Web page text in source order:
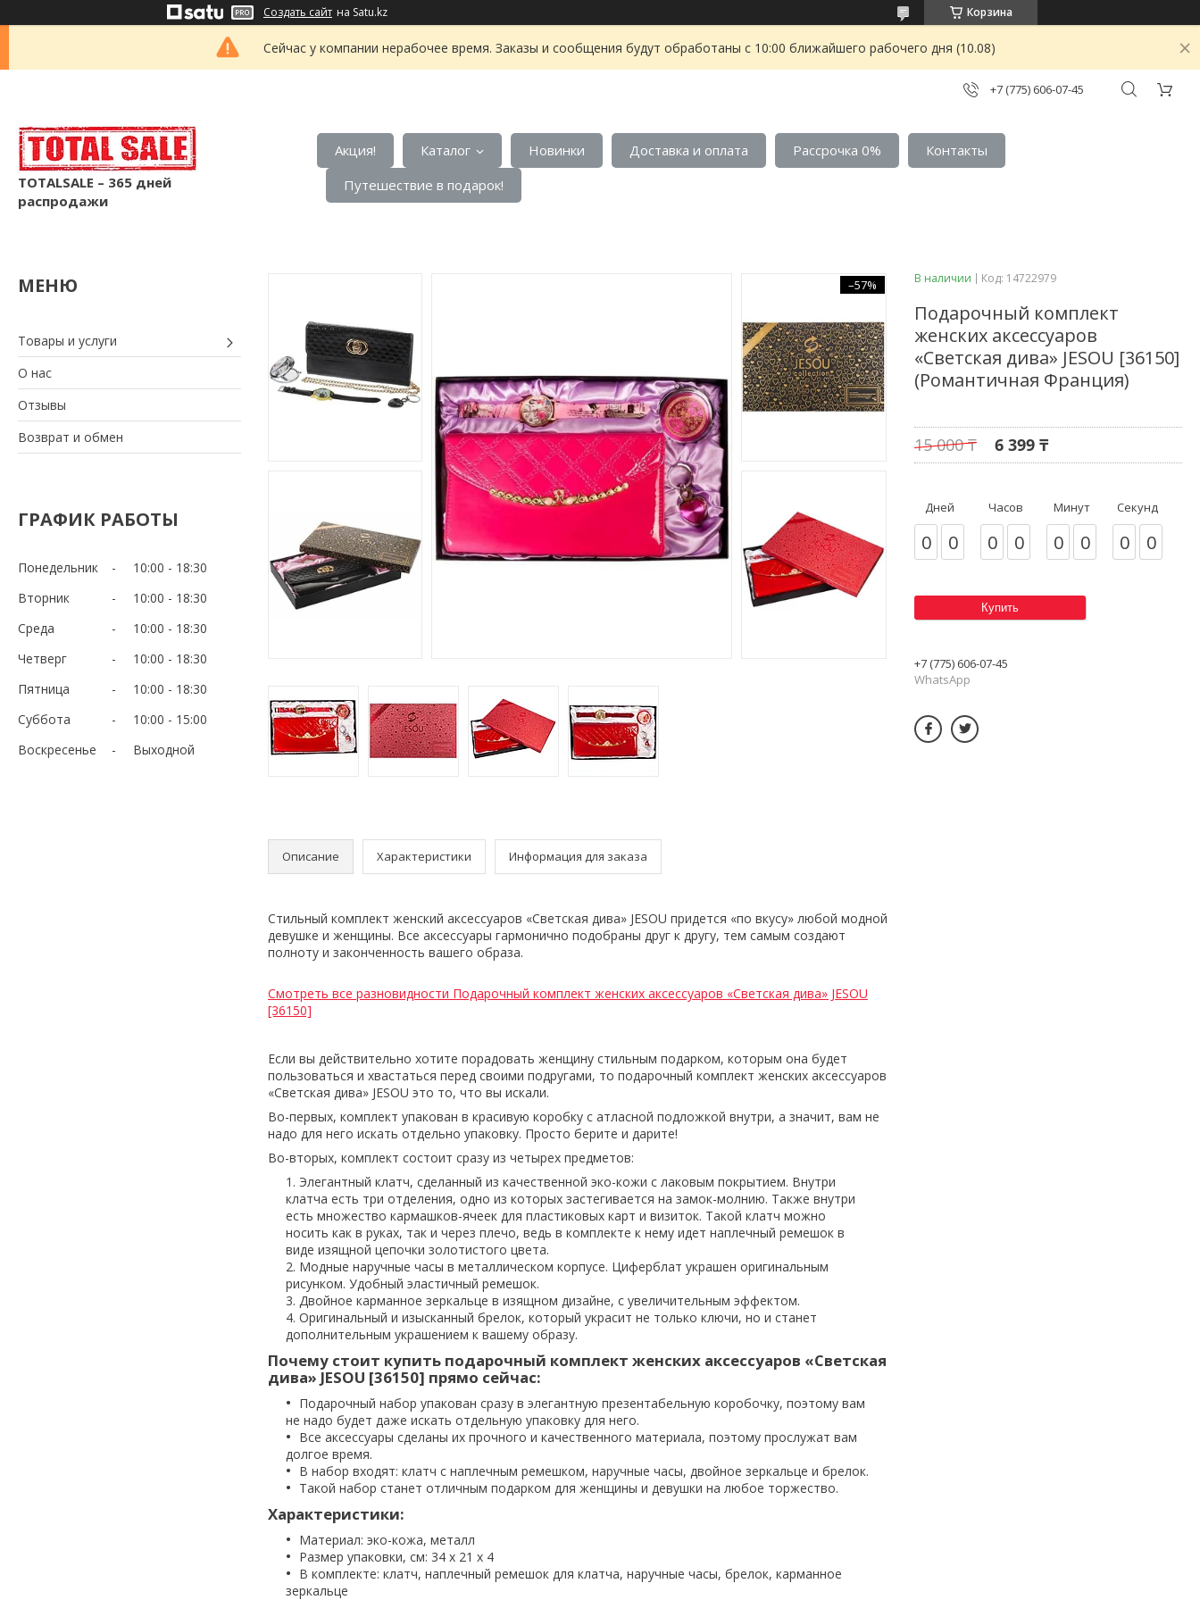
Создать сайт на Satu.kz Корзина
Сейчас у компании нерабочее время. Заказы и сообщения будут обработаны с 10:00 ближайшего рабочего дня (10.08)
+7 (775) 606-07-45
TOTALSALE – 365 дней
распродажи
Акция! Каталог Новинки Доставка и оплата Рассрочка 0%
Контакты
Путешествие в подарок!
Товары и услуги
О нас
Отзывы
Возврат и обмен
ГРАФИК РАБОТЫ
Понедельник 10:00
18:30
Вторник
10:00
18:30
Среда
10:00
18:30
Четверг
10:00
18:30
Пятница
10:00
18:30
Суббота
10:00
15:00
Воскресенье
Выходной
–57%
Описание Характеристики Информация для заказа
Стильный комплект женский аксессуаров «Светская дива» JESOU придется «по вкусу» любой модной
девушке и женщины. Все аксессуары гармонично подобраны друг к другу, тем самым создают
полноту и законченность вашего образа.
Смотреть все разновидности Подарочный комплект женских аксессуаров «Светская дива» JESOU
[36150]
Если вы действительно хотите порадовать женщину стильным подарком, которым она будет
пользоваться и хвастаться перед своими подругами, то подарочный комплект женских аксессуаров
«Светская дива» JESOU это то, что вы искали.
Во-первых, комплект упакован в красивую коробку с атласной подложкой внутри, а значит, вам не
надо для него искать отдельно упаковку. Просто берите и дарите!
Во-вторых, комплект состоит сразу из четырех предметов:
Элегантный клатч, сделанный из качественной эко-кожи с лаковым покрытием. Внутри
клатча есть три отделения, одно из которых застегивается на замок-молнию. Также внутри
есть множество кармашков-ячеек для пластиковых карт и визиток. Такой клатч можно
носить как в руках, так и через плечо, ведь в комплекте к нему идет наплечный ремешок в
виде изящной цепочки золотистого цвета.
Модные наручные часы в металлическом корпусе. Циферблат украшен оригинальным
рисунком. Удобный эластичный ремешок.
Двойное карманное зеркальце в изящном дизайне, с увеличительным эффектом.
Оригинальный и изысканный брелок, который украсит не только ключи, но и станет
дополнительным украшением к вашему образу.
Почему стоит купить подарочный комплект женских аксессуаров «Светская
дива» JESOU [36150] прямо сейчас:
Подарочный набор упакован сразу в элегантную презентабельную коробочку, поэтому вам
не надо будет даже искать отдельную упаковку для него.
Все аксессуары сделаны их прочного и качественного материала, поэтому прослужат вам
долгое время.
В набор входят: клатч с наплечным ремешком, наручные часы, двойное зеркальце и брелок.
Такой набор станет отличным подарком для женщины и девушки на любое торжество.
Характеристики:
Материал: эко-кожа, металл
Размер упаковки, см: 34 х 21 х 4
В комплекте: клатч, наплечный ремешок для клатча, наручные часы, брелок, карманное
зеркальце
В наличии Код: 14722979
Подарочный комплект
женских аксессуаров
«Светская дива» JESOU [36150]
(Романтичная Франция)
15 000 ₸ 6 399 ₸
Дней
0 0
Часов
0 0
Минут
0 0
Секунд
0 0
Купить
+7 (775) 606-07-45
WhatsApp